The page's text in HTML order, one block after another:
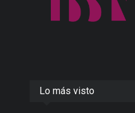
Lo más visto